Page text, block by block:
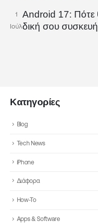
1
Ιούλ
Android 17: Πότε
δική σου
Κατηγορίες
Blog
Tech News
iPhone
Διάφορα
How-To
Apps & Software